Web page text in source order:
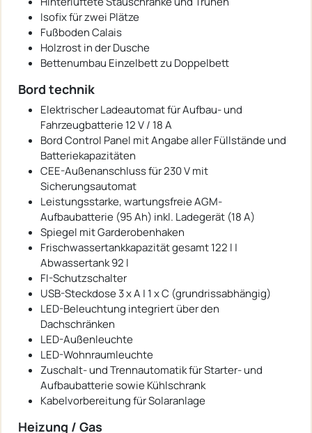
Isofix für zwei Plätze
Fußboden Calais
Holzrost in der Dusche
Bettenumbau Einzelbett zu Doppelbett
Bord technik
Elektrischer Ladeautomat für Aufbau- und
Fahrzeugbatterie 12 V / 18 A
Bord Control Panel mit Angabe aller Füllstände und
Batteriekapazitäten
CEE-Außenanschluss für 230 V mit
Sicherungsautomat
Leistungsstarke, wartungsfreie AGM-
Aufbaubatterie (95 Ah) inkl. Ladegerät (18 A)
Spiegel mit Garderobenhaken
Frischwassertankkapazität gesamt 122 l |
Abwassertank 92 l
FI-Schutzschalter
USB-Steckdose 3 x A | 1 x C (grundrissabhängig)
LED-Beleuchtung integriert über den
Dachschränken
LED-Außenleuchte
LED-Wohnraumleuchte
Zuschalt- und Trennautomatik für Starter- und
Aufbaubatterie sowie Kühlschrank
Kabelvorbereitung für Solaranlage
Heizung / Gas